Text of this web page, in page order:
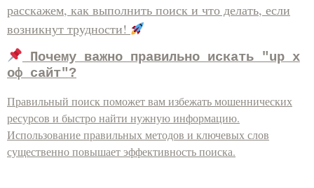
расскажем, как выполнить поиск и что делать, если
возникнут трудности!
Почему важно правильно искать "up x
оф сайт"?
Правильный поиск поможет вам избежать мошеннических
ресурсов и быстро найти нужную информацию.
Использование правильных методов и ключевых слов
существенно повышает эффективность поиска.